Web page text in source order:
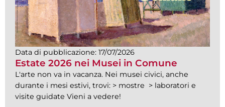
Data di pubblicazione: 17/07/2026
Estate 2026 nei Musei in Comune
L'arte non va in vacanza. Nei musei civici, anche
durante i mesi estivi, trovi: > mostre > laboratori e
visite guidate Vieni a vedere!